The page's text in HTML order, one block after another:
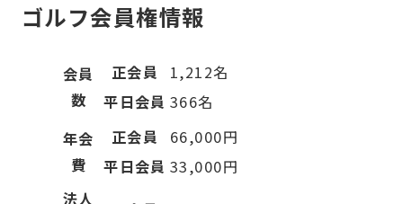
ゴルフ会員権情報
会員
数
正会員
1,212名
平日会員 366名
年会
費
正会員
66,000円
平日会員 33,000円
法人